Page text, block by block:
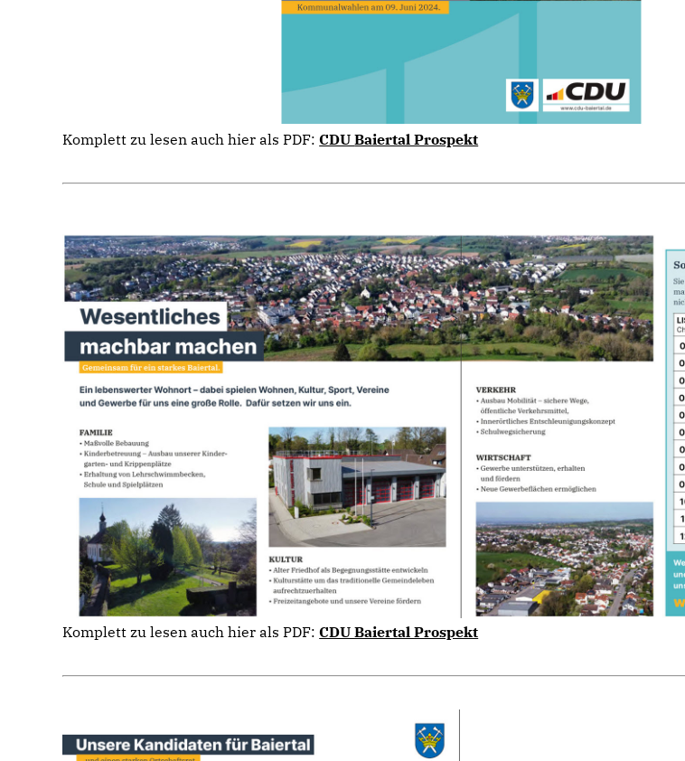
Komplett zu lesen auch hier als PDF:CDUBaiertal Prospekt
Komplett zu lesen auch hier als PDF:CDU Baiertal Prospekt